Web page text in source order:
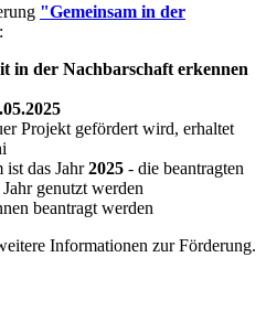
"Gemeinsam in der
in der Nachbarschaft erkennen
Projekt gefördert wird, erhaltet
das Jahr2025 - die beantragten
genutzt werden
beantragt werden
Informationen zur Förderung.